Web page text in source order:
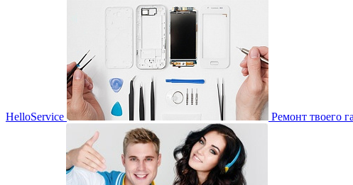
HelloService Ремонт твоего